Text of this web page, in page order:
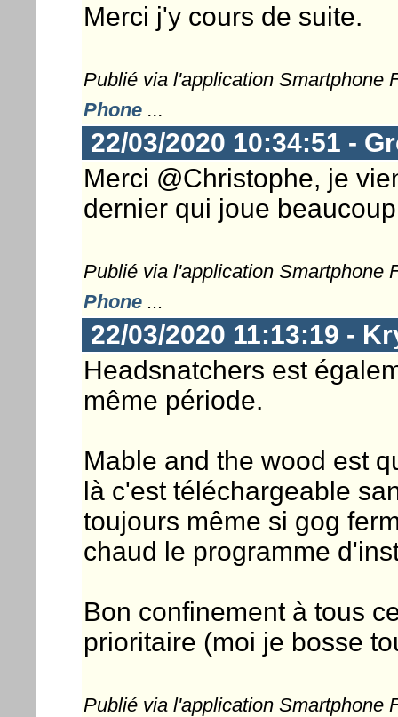
Merci j'y cours de suite.
Publié via l'application Smartphone
Phone...
22/03/2020 10:34:51 -
Merci @Christophe, je
dernier qui joue
Publié via l'application Smartphone
Phone...
22/03/2020 11:13:19 -
Headsnatchers est
même période.
Mable and the wood est
là c'est téléchargeable
toujours même si gog
chaud le programme
Bon confinement à tous
prioritaire (moi je bosse
Publié via l'application Smartphone